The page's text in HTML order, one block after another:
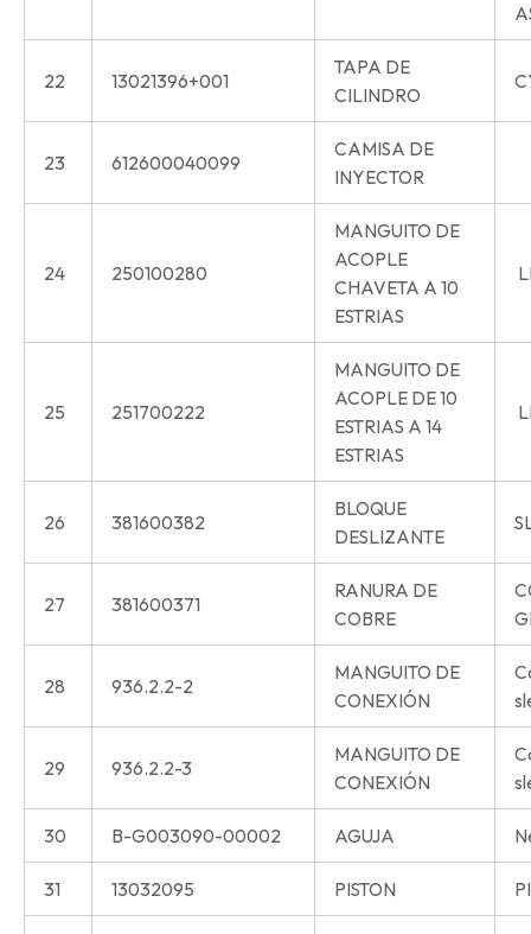
22 13021396+001
TAPA DE
CILINDRO
23 612600040099
CAMISA DE
INYECTOR
24 250100280
MANGUITO DE
ACOPLE
CHAVETA A 10
ESTRIAS
25 251700222
MANGUITO DE
ACOPLE DE 10
ESTRIAS A 14
ESTRIAS
26 381600382
BLOQUE
DESLIZANTE
27 381600371
RANURA DE
COBRE
28 936.2.2-2
MANGUITO DE
CONEXIÓN
29 936.2.2-3
MANGUITO DE
CONEXIÓN
30 B-G003090-00002 AGUJA
31 13032095 PISTON